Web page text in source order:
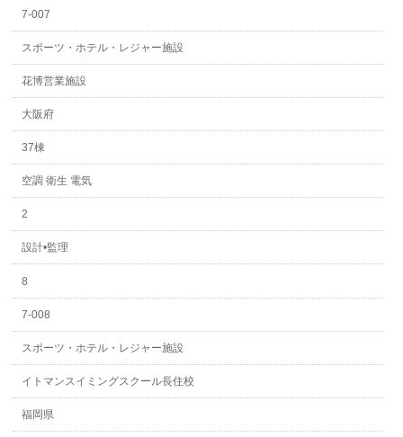
7-007
スポーツ・ホテル・レジャー施設
花博営業施設
大阪府
37棟
空調 衛生 電気
2
設計•監理
8
7-008
スポーツ・ホテル・レジャー施設
イトマンスイミングスクール長住校
福岡県